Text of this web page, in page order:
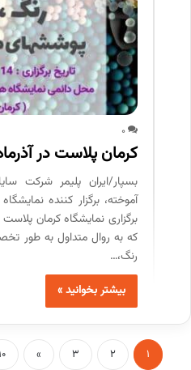
0
کرمان پلاست در آذرماه 1402 برگزار می
بسپار/ایران پلیمر شرکت
آموخته، برگزار کننده
برگزاری نمایشگاه کرمان
که به روال متداول به طور
رنگ،…
بیشتر بخوانید »
1
2
3
»